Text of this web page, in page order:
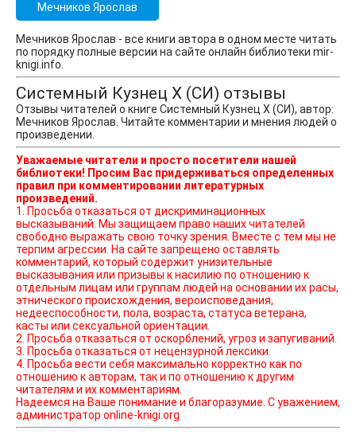
Мечников Ярослав
Мечников Ярослав - все книги автора в одном месте читать
по порядку полные версии на сайте онлайн библиотеки mir-
knigi.info.
Системный Кузнец X (СИ) отзывы
Отзывы читателей о книге Системный Кузнец X (СИ), автор:
Мечников Ярослав. Читайте комментарии и мнения людей о
произведении.
Уважаемые читатели и просто посетители нашей
библиотеки! Просим Вас придерживаться определенных
правил при комментировании литературных
произведений.
1. Просьба отказаться от дискриминационных
высказываний. Мы защищаем право наших читателей
свободно выражать свою точку зрения. Вместе с тем мы не
терпим агрессии. На сайте запрещено оставлять
комментарий, который содержит унизительные
высказывания или призывы к насилию по отношению к
отдельным лицам или группам людей на основании их расы,
этнического происхождения, вероисповедания,
недееспособности, пола, возраста, статуса ветерана,
касты или сексуальной ориентации.
2. Просьба отказаться от оскорблений, угроз и запугиваний.
3. Просьба отказаться от нецензурной лексики.
4. Просьба вести себя максимально корректно как по
отношению к авторам, так и по отношению к другим
читателям и их комментариям.
Надеемся на Ваше понимание и благоразумие. С уважением,
администратор online-knigi.org